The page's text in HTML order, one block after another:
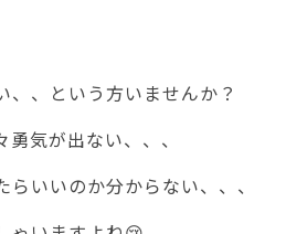
、、という方いませんか？
気が出ない、、、
いいのか分からない、、、